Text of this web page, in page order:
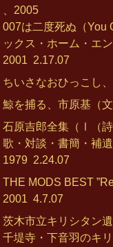
、2005
007は二度死ぬ（You
ックス・ホーム・エ
2001 2.17.07
ちいさなおひっこし
鯨を捕る、市原基（
石原吉郎全集（Ⅰ（
歌・対談・書簡・補
1979 2.24.07
THE MODS BEST
2001 4.7.07
茨木市立キリシタン
千堤寺・下音羽のキ